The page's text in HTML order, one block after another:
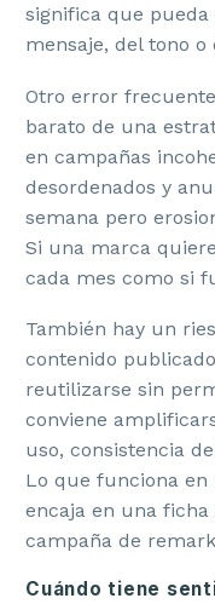
significa que
mensaje, del tono
Otro error
barato de una
en campañas
desordenados y
semana pero
Si una marca
cada mes como si
También hay un
contenido
reutilizarse sin
conviene
uso, consistencia
Lo que funciona en
encaja en una
campaña de
Cuándo tiene